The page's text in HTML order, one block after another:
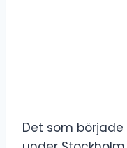
Det som